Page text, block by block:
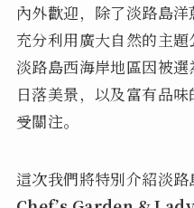
內外歡迎，除了淡路島
充分利用廣大自然的主
淡路島西海岸地區因被選
日落美景，以及富有品
受關注。
這次我們將特別介紹淡